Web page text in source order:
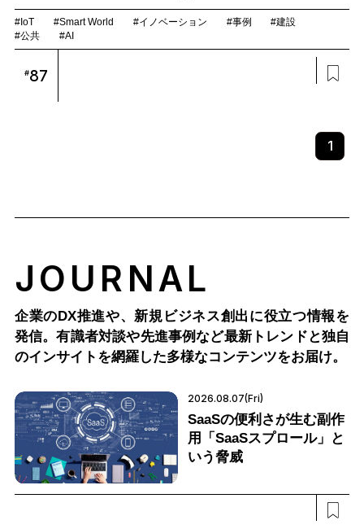
#IoT #Smart World #イノベーション #事例
#建設
#公共
#AI
#87
1
JOURNAL
企業のDX推進や、新規ビジネス創出に役立つ情報を
発信。有識者対談や先進事例など最新トレンドと独自
のインサイトを網羅した多様なコンテンツをお届け。
2026.08.07(Fri)
SaaSの便利さが生む副作
用「SaaSスプロール」と
いう脅威